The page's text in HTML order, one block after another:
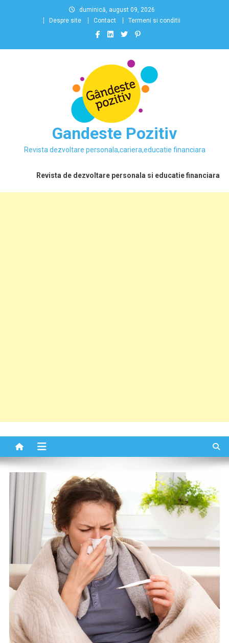
duminică, august 09, 2026
Despre site
Contact Termeni si conditii
Gandeste Pozitiv
Revista dezvoltare personala,cariera,educatie financiara
Revista de dezvoltare personala si educatie financiara